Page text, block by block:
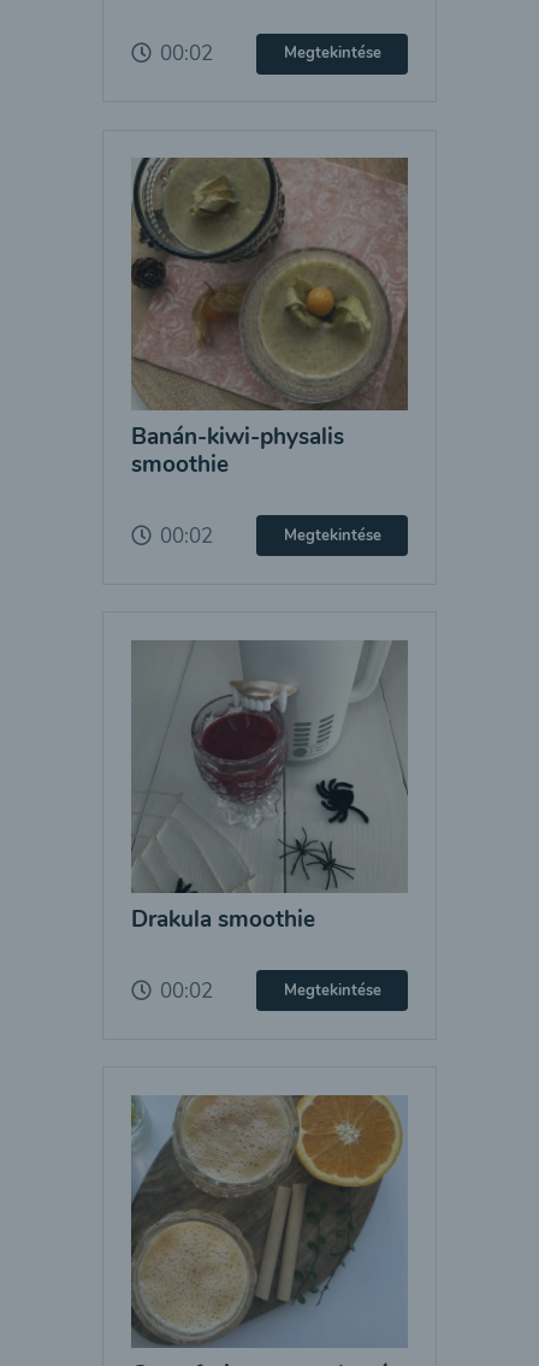
00:02 Megtekintése
Banán-kiwi-physalis
smoothie
00:02 Megtekintése
Drakula smoothie
00:02 Megtekintése